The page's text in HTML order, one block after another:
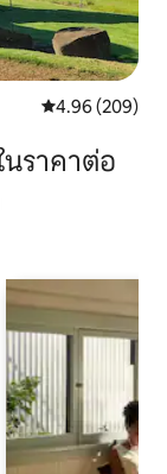
คะแนนเฉลี่ย
4.96 (209)
ราคาต่อ